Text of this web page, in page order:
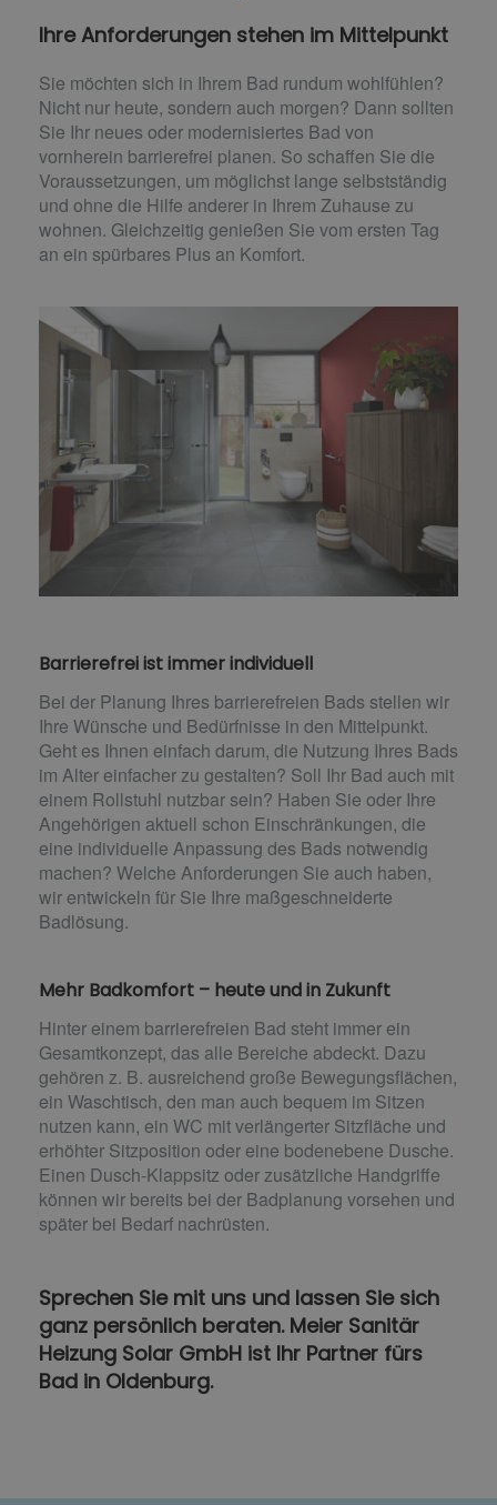
Ihre Anforderungen stehen im Mittelpunkt
Sie möchten sich in Ihrem Bad rundum wohlfühlen?
Nicht nur heute, sondern auch morgen? Dann sollten
Sie Ihr neues oder modernisiertes Bad von
vornherein barrierefrei planen. So schaffen Sie die
Voraussetzungen, um möglichst lange selbstständig
und ohne die Hilfe anderer in Ihrem Zuhause zu
wohnen. Gleichzeitig genießen Sie vom ersten Tag
an ein spürbares Plus an Komfort.
Barrierefrei ist immer individuell
Bei der Planung Ihres barrierefreien Bads stellen wir
Ihre Wünsche und Bedürfnisse in den Mittelpunkt.
Geht es Ihnen einfach darum, die Nutzung Ihres Bads
im Alter einfacher zu gestalten? Soll Ihr Bad auch mit
einem Rollstuhl nutzbar sein? Haben Sie oder Ihre
Angehörigen aktuell schon Einschränkungen, die
eine individuelle Anpassung des Bads notwendig
machen? Welche Anforderungen Sie auch haben,
wir entwickeln für Sie Ihre maßgeschneiderte
Badlösung.
Mehr Badkomfort – heute und in Zukunft
Hinter einem barrierefreien Bad steht immer ein
Gesamtkonzept, das alle Bereiche abdeckt. Dazu
gehören z. B. ausreichend große Bewegungsflächen,
ein Waschtisch, den man auch bequem im Sitzen
nutzen kann, ein WC mit verlängerter Sitzfläche und
erhöhter Sitzposition oder eine bodenebene Dusche.
Einen Dusch-Klappsitz oder zusätzliche Handgriffe
können wir bereits bei der Badplanung vorsehen und
später bei Bedarf nachrüsten.
Sprechen Sie mit uns und lassen Sie sich
ganz persönlich beraten. Meier Sanitär
Heizung Solar GmbH ist Ihr Partner fürs
Bad in Oldenburg.